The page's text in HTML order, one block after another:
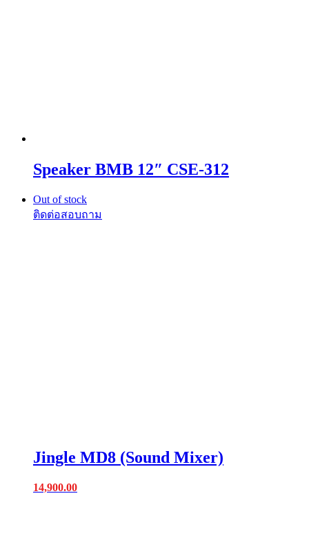
Speaker BMB 12″ CSE-312
Out of stock
Jingle MD8 (Sound Mixer)
14,900.00